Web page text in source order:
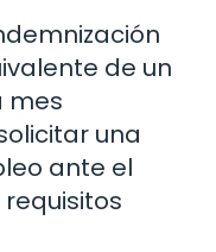
de un
mes
una
ante el
requisitos